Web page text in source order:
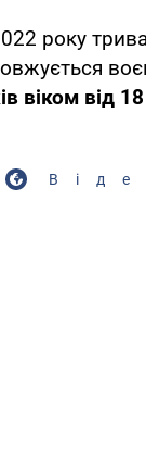
року
віком від